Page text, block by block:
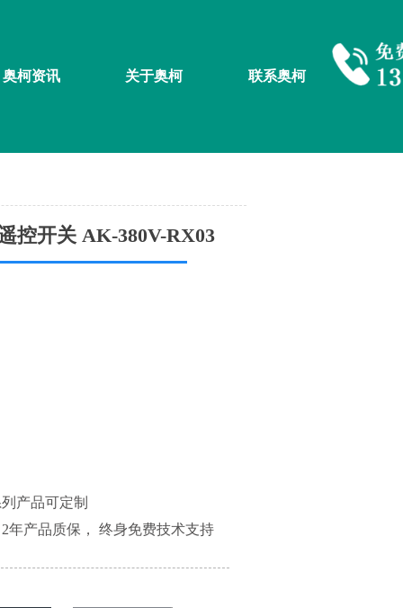
奥柯资讯 关于奥柯 联系奥柯
控开关 AK-380V-RX03
产品可定制
年产品质保， 终身免费技术支持